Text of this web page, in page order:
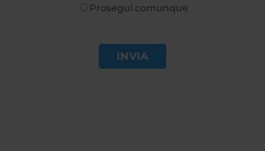
Prosegui comunque